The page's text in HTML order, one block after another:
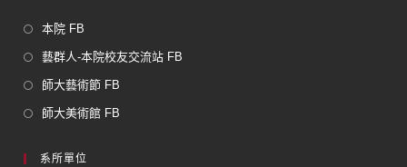
本院 FB
藝群人-本院校友交流站 FB
師大藝術節 FB
師大美術館 FB
系所單位